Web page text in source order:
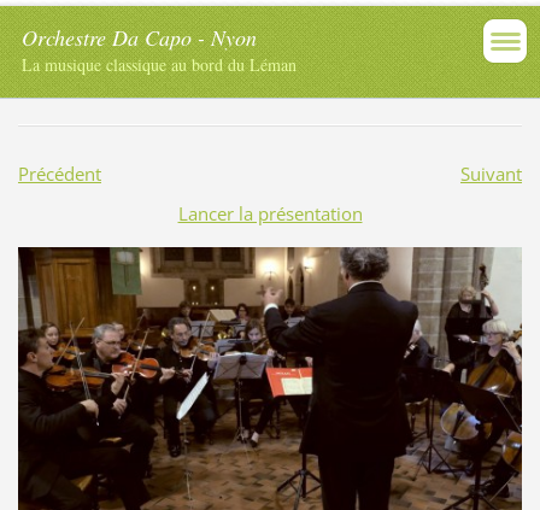
Orchestre Da Capo - Nyon
La musique classique au bord du Léman
Précédent
Suivant
Lancer la présentation